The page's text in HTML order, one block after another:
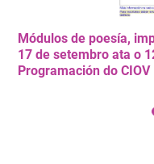
Módulos de poesía,
17 de setembro ata o
Programación do CIOV